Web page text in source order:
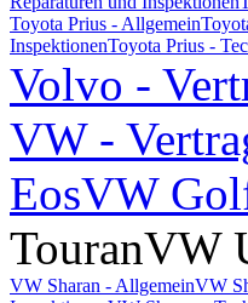
Toyota Prius - Allgemein
InspektionenToyota Prius -
Volvo -
VW -
EosVW
TouranVW
VW Sharan - AllgemeinVW